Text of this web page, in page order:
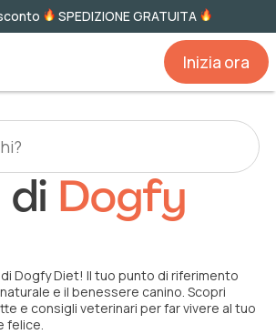
SPEDIZIONE GRATUITA
Inizia ora
di Dogfy
Dogfy Diet! Il tuo punto di riferimento
e il benessere canino. Scopri
e consigli veterinari per far vivere al tuo
felice.